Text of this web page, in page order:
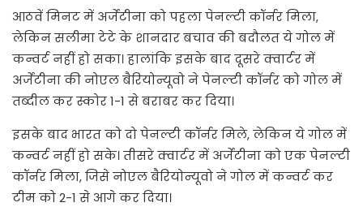
आठवें मिनट में अर्जेंटीना को पहला पेनल्टी कॉर्नर मिला,
लेकिन सलीमा टेटे के शानदार बचाव की बदौलत ये गोल में
कन्वर्ट नहीं हो सका। हालांकि इसके बाद दूसरे क्वार्टर में
अर्जेंटीना की नोएल बैरियोन्यूवो ने पेनल्टी कॉर्नर को गोल में
तब्दील कर स्कोर 1-1 से बराबर कर दिया।
इसके बाद भारत को दो पेनल्टी कॉर्नर मिले, लेकिन ये गोल में
कन्वर्ट नहीं हो सके। तीसरे क्वार्टर में अर्जेंटीना को एक पेनल्टी
कॉर्नर मिला, जिसे नोएल बैरियोन्यूवो ने गोल में कन्वर्ट कर
टीम को 2-1 से आगे कर दिया।